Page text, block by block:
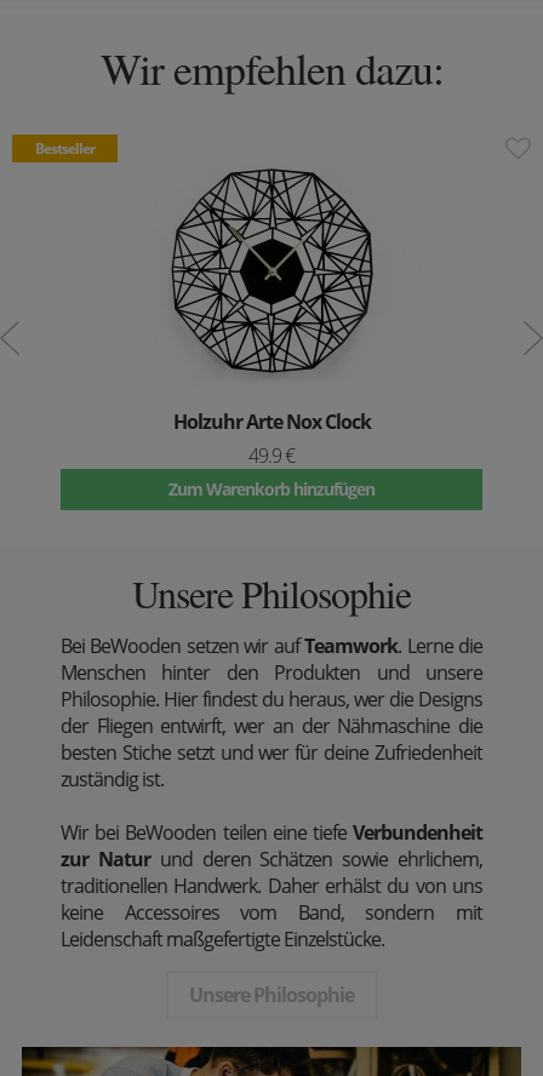
Wir empfehlen dazu:
Bestseller
Holzuhr Arte Nox Clock
49.9 €
Zum Warenkorb hinzufügen
Unsere Philosophie
Bei BeWooden setzen wir aufTeamwork. Lerne die
Menschen hinter den Produkten und unsere
Philosophie. Hier findest du heraus, wer die Designs
der Fliegen entwirft, wer an der Nähmaschine die
besten Stiche setzt und wer für deine Zufriedenheit
zuständig ist.
Wir bei BeWooden teilen eine tiefe Verbundenheit
zur Naturund deren Schätzen sowie ehrlichem,
traditionellen Handwerk. Daher erhälst du von uns
keine Accessoires vom Band, sondern mit
Leidenschaft maßgefertigte Einzelstücke.
Unsere Philosophie